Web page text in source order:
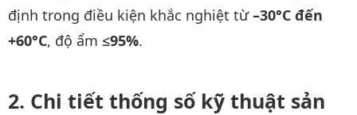
định trong điều kiện khắc nghiệt từ–30°C đến
+60°C, độ ẩm ≤95%.
Chi tiết thống số kỹ thuật sản